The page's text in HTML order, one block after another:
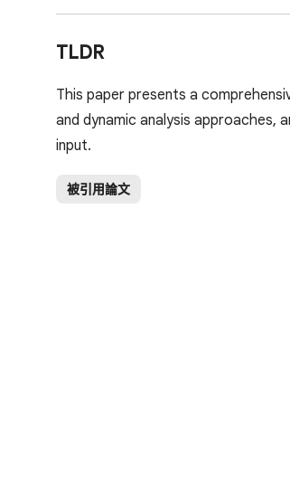
TLDR
This paper presents a
and dynamic analysis approaches,
input.
被引用論文